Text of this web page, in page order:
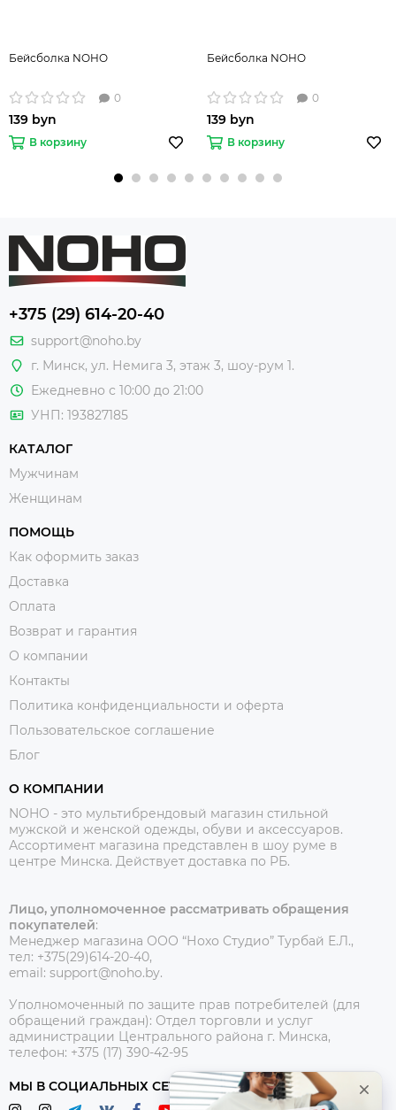
Бейсболка NOHO
0
139 byn
В корзину
Бейсболка NOHO
0
139 byn
В корзину
+375 (29) 614-20-40
support@noho.by
г. Минск, ул. Немига 3, этаж 3, шоу-рум 1.
Ежедневно с 10:00 до 21:00
УНП: 193827185
КАТАЛОГ
Мужчинам
Женщинам
ПОМОЩЬ
Как оформить заказ
Доставка
Оплата
Возврат и гарантия
О компании
Контакты
Политика конфиденциальности и оферта
Пользовательское соглашение
Блог
О КОМПАНИИ
NOHO - это мультибрендовый магазин стильной
мужской и женской одежды, обуви и аксессуаров.
Ассортимент магазина представлен в шоу руме в
центре Минска. Действует доставка по РБ.
Лицо, уполномоченное рассматривать обращения
покупателей:
Менеджер магазина ООО “Нохо Студио” Турбай Е.Л.,
тел: +375(29)614-20-40,
email: support@noho.by.
Уполномоченный по защите прав потребителей (для
обращений граждан): Отдел торговли и услуг
администрации Центрального района г. Минска,
телефон: +375 (17) 390-42-95
МЫ В СОЦИАЛЬНЫХ СЕТЯХ